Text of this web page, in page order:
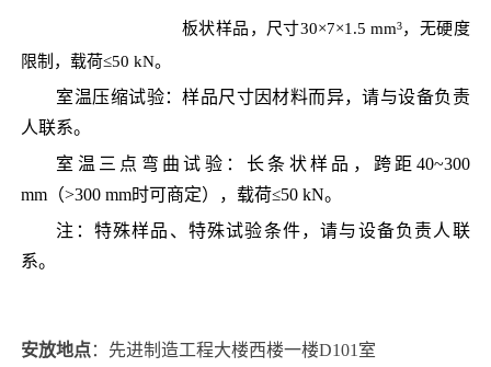
高温拉伸试验：板状样品，尺寸30×7×1.5mm3， 无硬度
限制，载荷≤50 kN。
室温压缩试验：样品尺寸因材料而异，请与设备负责
人联系。
室温三点弯曲试验：长条状样品，跨距40~300
mm（>300 mm时可商定），载荷≤50 kN。
注：特殊样品、特殊试验条件，请与设备负责人联
系。
安放地点： 先进制造工程大楼西楼一楼D101室